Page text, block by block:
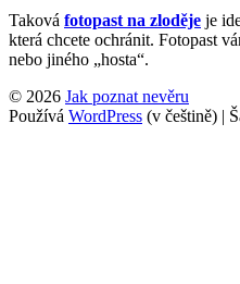
Taková fotopast na zloděje je
která chcete ochránit. Fotopast
nebo jiného „hosta“.
© 2026 Jak poznat nevěru
Používá WordPress (v češtině) |